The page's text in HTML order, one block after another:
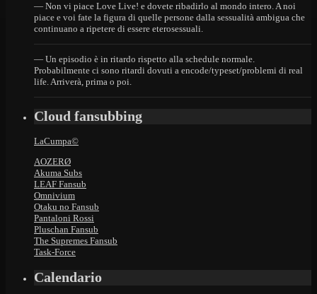
— Non vi piace Love Live! e dovete ribadirlo al mondo intero. A noi
piace e voi fate la figura di quelle persone dalla sessualità ambigua che
continuano a ripetere di essere eterosessuali.
— Un episodio è in ritardo rispetto alla schedule normale.
Probabilmente ci sono ritardi dovuti a encode/typeset/problemi di real
life. Arriverà, prima o poi.
Cloud fansubbing
LaCumpa©
AOZERØ
Akuma Subs
LEAF Fansub
Omnivium
Otaku no Fansub
Pantaloni Rossi
Pluschan Fansub
The Supremes Fansub
Task-Force
Calendario